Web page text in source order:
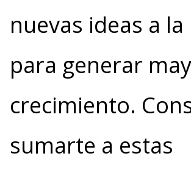
nuevas ideas a la
para generar
crecimiento.
sumarte a estas